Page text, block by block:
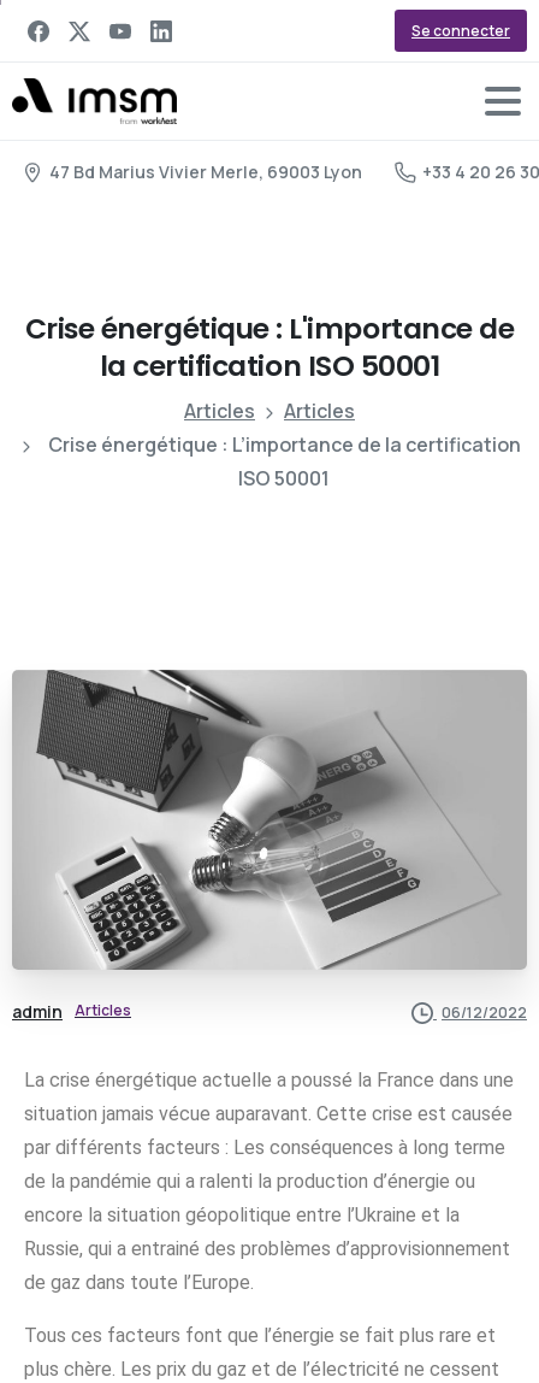
Se connecter
47 Bd Marius Vivier Merle, 69003 Lyon +33 4 20 26
Criseénergétique: L'importancede
la certification ISO 50001
Articles
Articles
Crise énergétique : L’importance de la certification
ISO 50001
admin Articles 06/12/2022
La crise énergétique actuelle a poussé la France dans une
situation jamais vécue auparavant. Cette crise est causée
par différents facteurs : Les conséquences à long terme
de la pandémie qui a ralenti la production d’énergie ou
encore la situation géopolitique entre l’Ukraine et la
Russie, qui a entrainé des problèmes d’approvisionnement
de gaz dans toute l’Europe.
Tous ces facteurs font que l’énergie se fait plus rare et
plus chère. Les prix du gaz et de l’électricité ne cessent